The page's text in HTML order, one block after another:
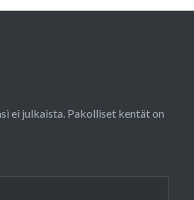
ei julkaista. Pakolliset kentät on